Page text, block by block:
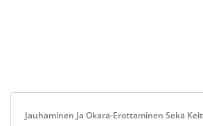
Jauhaminen Ja Okara-Erottaminen Sekä